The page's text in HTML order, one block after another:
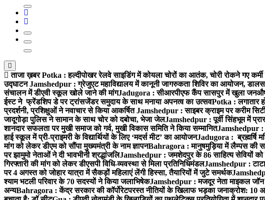
ताजा ख़बरPotka : हल्दीपोखर रेलवे साइडिंग में कोयला चोरों का आतंक, चोरी रोकने गए
उद्घाटनJamshedpur : ग्रेजुएट महाविद्यालय में कानूनी जागरुकता शिविर का आयोजन,
संचालन में डीएवी स्कूल खोले जाने की मांगJadugora : सीआरपीएफ कैंप सासपुर में खुला जनऔषधि
ईस्ट ने फ्रेंडशिप डे पर ट्रांसजेंडर समुदाय के साथ मनाया अपनत्व का उत्सवPotka : लगातार
प्रदर्शनी, प्रशिक्षुओं ने नवाचार से किया आकर्षितJamshedpur : साइबर क्राइम पर करीम
जादूगोड़ा पुलिस ने सामान के साथ चोर को दबोचा, भेजा जेलJamshedpur : पूर्वी सिंहभूम में
शानदार सफलता पर मुखी समाज को गर्व, मुखी विकास समिति ने किया सम्मानितJamshedpur :
हाई स्कूल में प्री-प्राइमरी के विद्यार्थियों के लिए ‘मदर्स मीट’ का आयोजनJadugora : ब्रह्मर्षि
मांग को लेकर डीएम को सौंपा मुख्यमंत्री के नाम ज्ञापनBahragora : मानुषमुड़िया में लैम्पस की
पर झामुमो नेताओं ने दी भावभीनी श्रद्धांजलिJamshedpur : जमशेदपुर के 86 साहित्य सेवियों को
गिरफ्तारी की मांग को लेकर डीएसपी विधि-व्यवस्था से मिला प्रतिनिधिमंडलJamshedpur : टाटा
पर 4 अगस्त को जोहार यात्रा में सैकड़ों महिलाएं लेंगी हिस्सा, तैयारियों में जुटे समर्थक
श्याम भटली परिवार के 70 सदस्यों ने किया जलाभिषेकJamshedpur : मजदूर नेता माइकल
अन्यBahragora : केंद्र सरकार की कॉर्पोरेटपरस्त नीतियों के खिलाफ भड़का जनाक्रोश: 10